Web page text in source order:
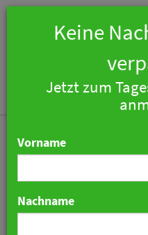
Die
Keine
Jetzt zum
Vorname
Nachname